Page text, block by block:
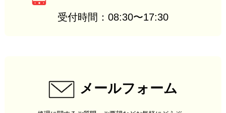
受付時間：08:30〜17:30
メールフォーム